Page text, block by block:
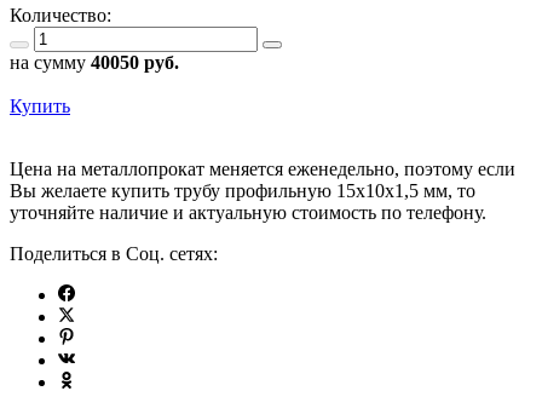
Количество:
на сумму 40050 руб.
Купить
Цена на металлопрокат меняется еженедельно, поэтому если
Вы желаете купить трубу профильную 15х10х1,5 мм, то
уточняйте наличие и актуальную стоимость по телефону.
Поделиться в Соц. сетях: